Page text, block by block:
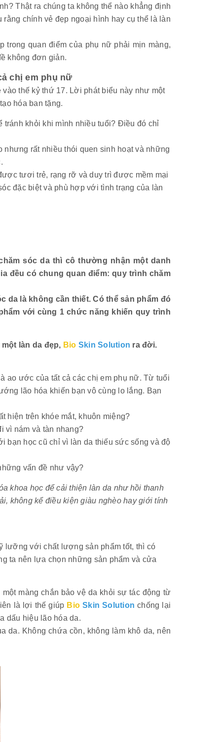
Thật ra chúng ta không thể nào khẳng định
chính vẻ đẹp ngoại hình hay cụ thể là làn
trong quan điểm của phụ nữ phải mịn màng,
không đơn giản.
chị em phụ nữ
thế kỷ thứ 17. Lời phát biểu này như một
hóa ban tặng.
tránh khỏi khi mình nhiều tuổi? Điều đó chỉ
nhưng rất nhiều thói quen sinh hoạt và những
tươi trẻ, rạng rỡ và duy trì được mềm mại
đặc biệt và phù hợp với tình trạng của làn
sóc da thì cô thường nhận một danh
đều có chung quan điểm: quy trình chăm
da là không cần thiết. Có thể sản phẩm đó
với cùng 1 chức năng khiến quy trình
làn da đẹp, Bio Skin Solution ra đời.
ao ước của tất cả các chị em phụ nữ. Từ tuổi
lão hóa khiến bạn vô cùng lo lắng. Bạn
hiện trên khóe mắt, khuôn miệng?
vì nám và tàn nhang?
bạn học cũ chỉ vì làn da thiếu sức sống và độ
vấn đề như vậy?
khoa học để cải thiện làn da như hồi thanh
không kể điều kiện giàu nghèo hay giới tính
lưỡng với chất lượng sản phẩm tốt, thì có
ta nên lựa chọn những sản phẩm và cửa
màng chắn bảo vệ da khỏi sự tác động từ
là lợi thế giúp BioSkin Solution chống lại
dấu hiệu lão hóa da.
Không chứa cồn, không làm khô da, nên